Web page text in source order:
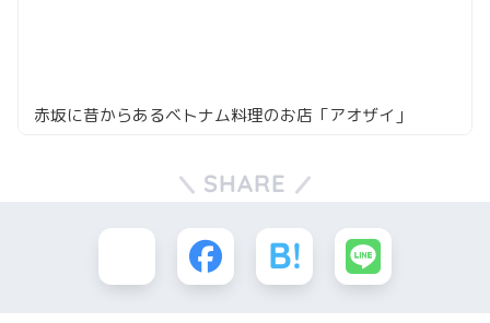
赤坂に昔からあるベトナム料理のお店「アオザイ」
SHARE